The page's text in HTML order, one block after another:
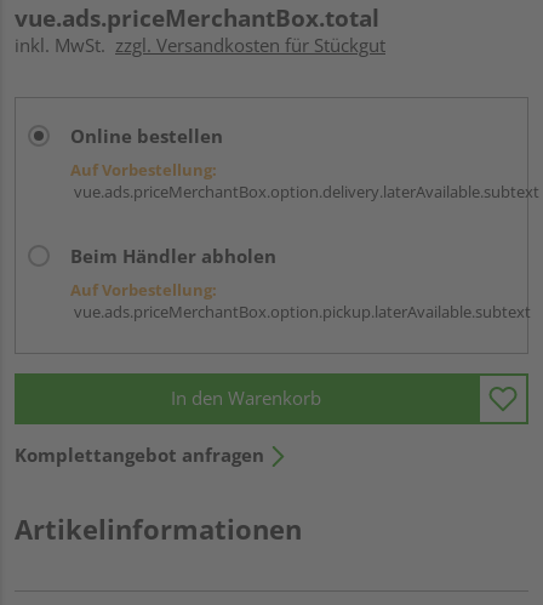
vue.ads.priceMerchantBox.total
inkl. MwSt. zzgl. Versandkosten für Stückgut
Online bestellen
Auf Vorbestellung:
vue.ads.priceMerchantBox.option.delivery.laterAvailable.subtext
Beim Händler abholen
Auf Vorbestellung:
vue.ads.priceMerchantBox.option.pickup.laterAvailable.subtext
In den Warenkorb
Komplettangebot anfragen
Artikelinformationen